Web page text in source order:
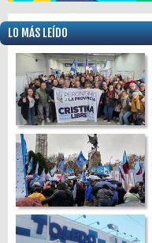
LO MÁS LEÍDO